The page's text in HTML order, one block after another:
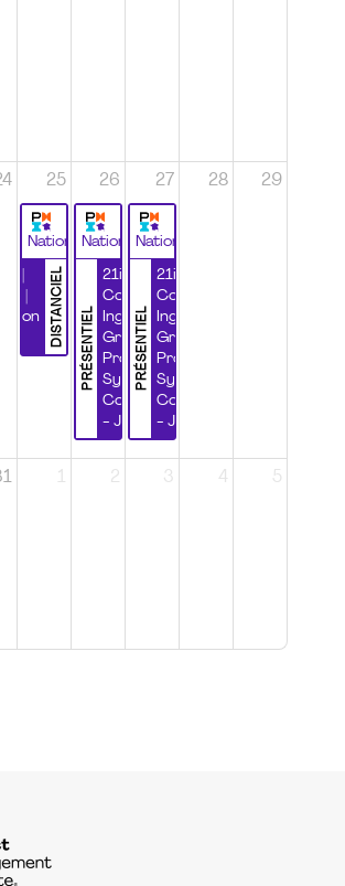
25
National
DISTANCIEL
26
National
PRÉSENTIEL
21ième
Congrès
Ingénierie
Grands
Projets et
Systèmes
Complexes
- Jour 1
27
National
PRÉSENTIEL
21ième
Congrès
Ingénierie
Grands
Projets et
Systèmes
Complexes
- Jour 2
28 29
1 2 3 4 5